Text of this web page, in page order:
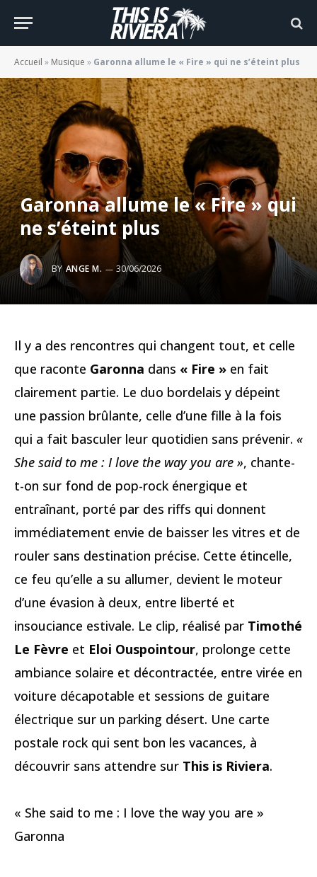
Accueil » Musique » Garonna allume le « Fire » qui ne s’éteint plus
Garonna allume le « Fire » qui
ne s’éteint plus
BY ANGE M. 30/06/2026
Il y a des rencontres qui changent tout, et celle
que raconte Garonna dans « Fire » en fait
clairement partie. Le duo bordelais y dépeint
une passion brûlante, celle d’une fille à la fois
qui a fait basculer leur quotidien sans prévenir. «
She said to me : I love the way you are », chante-
t-on sur fond de pop-rock énergique et
entraînant, porté par des riffs qui donnent
immédiatement envie de baisser les vitres et de
rouler sans destination précise. Cette étincelle,
ce feu qu’elle a su allumer, devient le moteur
d’une évasion à deux, entre liberté et
insouciance estivale. Le clip, réalisé par Timothé
Le Fèvre et Eloi Ouspointour, prolonge cette
ambiance solaire et décontractée, entre virée en
voiture décapotable et sessions de guitare
électrique sur un parking désert. Une carte
postale rock qui sent bon les vacances, à
découvrir sans attendre sur This is Riviera.
« She said to me : I love the way you are »
Garonna